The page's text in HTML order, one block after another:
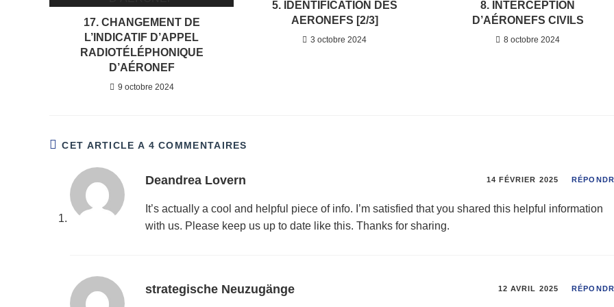
17. CHANGEMENT DE
L’INDICATIF D’APPEL
RADIOTÉLÉPHONIQUE
D’AÉRONEF
9 octobre 2024
5. IDENTIFICATION DES
AERONEFS [2/3]
3 octobre 2024
8. INTERCEPTION
D’AÉRONEFS CIVILS
8 octobre 2024
CET ARTICLE A 4 COMMENTAIRES
Deandrea Lovern 14 FÉVRIER 2025
It’s actually a cool and helpful piece of info. I’m satisfied that you shared this helpful information
with us. Please keep us up to date like this. Thanks for sharing.
strategische Neuzugänge 12 AVRIL 2025